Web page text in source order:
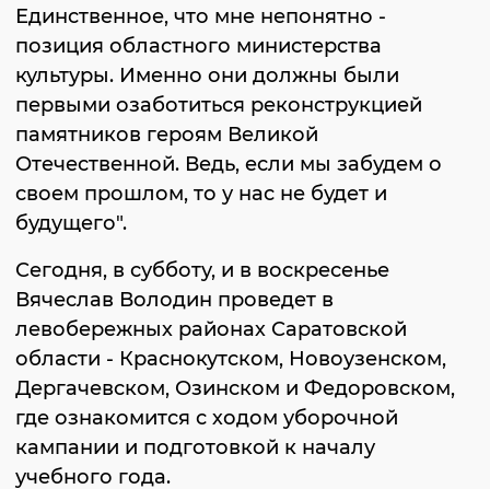
Единственное, что мне непонятно -
позиция областного министерства
культуры. Именно они должны были
первыми озаботиться реконструкцией
памятников героям Великой
Отечественной. Ведь, если мы забудем о
своем прошлом, то у нас не будет и
будущего".
Сегодня, в субботу, и в воскресенье
Вячеслав Володин проведет в
левобережных районах Саратовской
области - Краснокутском, Новоузенском,
Дергачевском, Озинском и Федоровском,
где ознакомится с ходом уборочной
кампании и подготовкой к началу
учебного года.